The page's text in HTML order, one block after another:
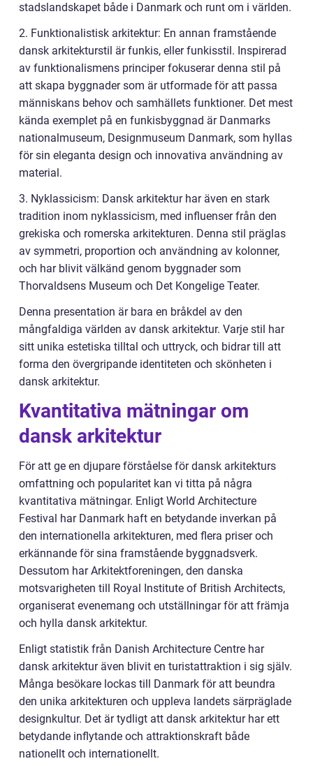
stadslandskapet både i Danmark och runt om i världen.
2. Funktionalistisk arkitektur: En annan framstående
dansk arkitekturstil är funkis, eller funkisstil. Inspirerad
av funktionalismens principer fokuserar denna stil på
att skapa byggnader som är utformade för att passa
människans behov och samhällets funktioner. Det mest
kända exemplet på en funkisbyggnad är Danmarks
nationalmuseum, Designmuseum Danmark, som hyllas
för sin eleganta design och innovativa användning av
material.
3. Nyklassicism: Dansk arkitektur har även en stark
tradition inom nyklassicism, med influenser från den
grekiska och romerska arkitekturen. Denna stil präglas
av symmetri, proportion och användning av kolonner,
och har blivit välkänd genom byggnader som
Thorvaldsens Museum och Det Kongelige Teater.
Denna presentation är bara en bråkdel av den
mångfaldiga världen av dansk arkitektur. Varje stil har
sitt unika estetiska tilltal och uttryck, och bidrar till att
forma den övergripande identiteten och skönheten i
dansk arkitektur.
Kvantitativa mätningar om
dansk arkitektur
För att ge en djupare förståelse för dansk arkitekturs
omfattning och popularitet kan vi titta på några
kvantitativa mätningar. Enligt World Architecture
Festival har Danmark haft en betydande inverkan på
den internationella arkitekturen, med flera priser och
erkännande för sina framstående byggnadsverk.
Dessutom har Arkitektforeningen, den danska
motsvarigheten till Royal Institute of British Architects,
organiserat evenemang och utställningar för att främja
och hylla dansk arkitektur.
Enligt statistik från Danish Architecture Centre har
dansk arkitektur även blivit en turistattraktion i sig själv.
Många besökare lockas till Danmark för att beundra
den unika arkitekturen och uppleva landets särpräglade
designkultur. Det är tydligt att dansk arkitektur har ett
betydande inflytande och attraktionskraft både
nationellt och internationellt.